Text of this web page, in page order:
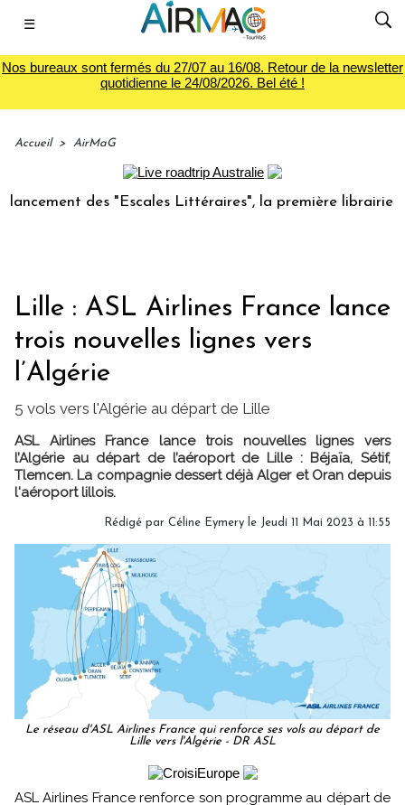
☰
Nos bureaux sont fermés du 27/07 au 16/08. Retour de la newsletter
quotidienne le 24/08/2026. Bel été !
Accueil > AirMaG
des "Escales Littéraires", la première librairie du
Lille : ASL Airlines France lance
trois nouvelles lignes vers
l’Algérie
5 vols vers l'Algérie au départ de Lille
ASL Airlines France lance trois nouvelles lignes vers
l’Algérie au départ de l’aéroport de Lille : Béjaïa, Sétif,
Tlemcen. La compagnie dessert déjà Alger et Oran depuis
l'aéroport lillois.
Rédigé par Céline Eymery le Jeudi 11 Mai 2023 à 11:55
Le réseau d'ASL Airlines France qui renforce ses vols au départ de
Lille vers l'Algérie - DR ASL
ASL Airlines France renforce son programme au départ de